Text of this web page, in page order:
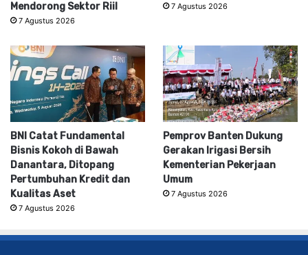
Mendorong Sektor Riil
7 Agustus 2026
7 Agustus 2026
BNI Catat Fundamental
Bisnis Kokoh di Bawah
Danantara, Ditopang
Pertumbuhan Kredit dan
Kualitas Aset
7 Agustus 2026
Pemprov Banten Dukung
Gerakan Irigasi Bersih
Kementerian Pekerjaan
Umum
7 Agustus 2026